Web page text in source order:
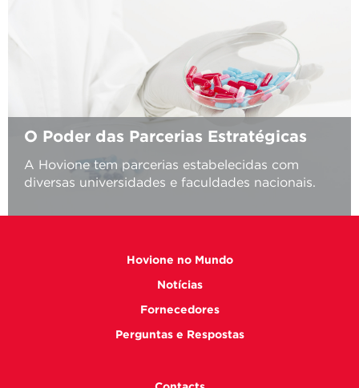
O Poder das Parcerias Estratégicas
A Hovione tem parcerias estabelecidas com
diversas universidades e faculdades nacionais.
Hovione no Mundo
Notícias
Fornecedores
Perguntas e Respostas